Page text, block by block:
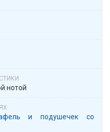
нотой
и подушечек со